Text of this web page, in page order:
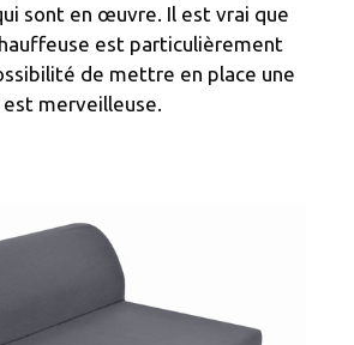
sont en œuvre. Il est vrai que
est particulièrement
de mettre en place une
merveilleuse.